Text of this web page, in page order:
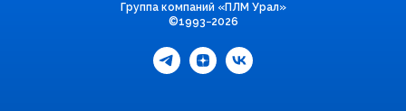
Группа компаний «ПЛМ Урал»
©1993−2026